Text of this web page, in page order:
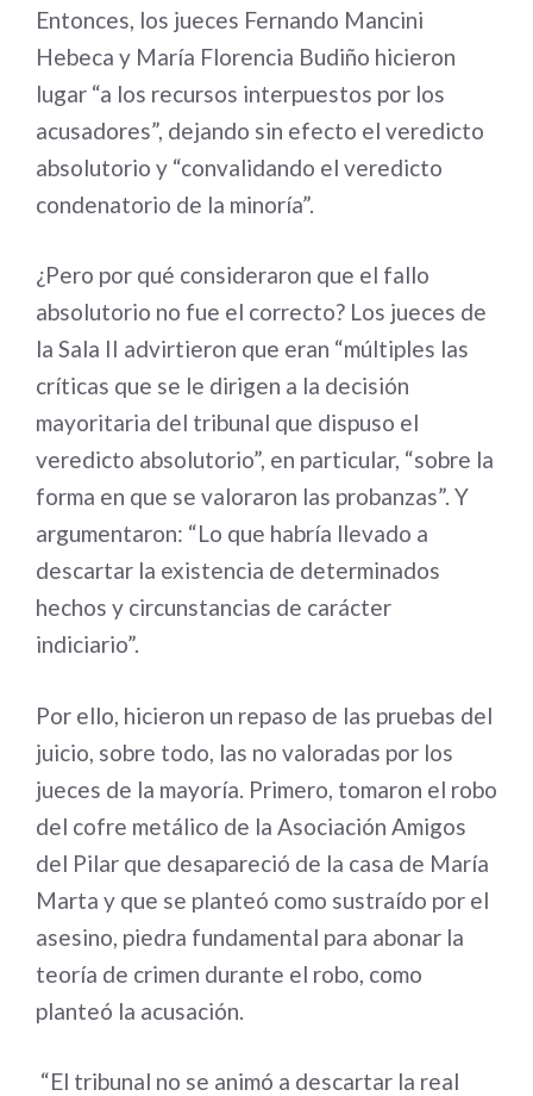
Entonces, los jueces Fernando Mancini
Hebeca y María Florencia Budiño hicieron
lugar “a los recursos interpuestos por los
acusadores”, dejando sin efecto el veredicto
absolutorio y “convalidando el veredicto
condenatorio de la minoría”.
¿Pero por qué consideraron que el fallo
absolutorio no fue el correcto? Los jueces de
la Sala II advirtieron que eran “múltiples las
críticas que se le dirigen a la decisión
mayoritaria del tribunal que dispuso el
veredicto absolutorio”, en particular, “sobre la
forma en que se valoraron las probanzas”. Y
argumentaron: “Lo que habría llevado a
descartar la existencia de determinados
hechos y circunstancias de carácter
indiciario”.
Por ello, hicieron un repaso de las pruebas del
juicio, sobre todo, las no valoradas por los
jueces de la mayoría. Primero, tomaron el robo
del cofre metálico de la Asociación Amigos
del Pilar que desapareció de la casa de María
Marta y que se planteó como sustraído por el
asesino, piedra fundamental para abonar la
teoría de crimen durante el robo, como
planteó la acusación.
“El tribunal no se animó a descartar la real